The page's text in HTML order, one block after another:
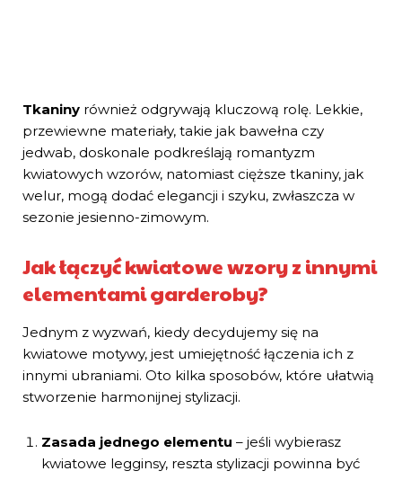
Tkaniny również odgrywają kluczową rolę. Lekkie,
przewiewne materiały, takie jak bawełna czy
jedwab, doskonale podkreślają romantyzm
kwiatowych wzorów, natomiast cięższe tkaniny, jak
welur, mogą dodać elegancji i szyku, zwłaszcza w
sezonie jesienno-zimowym.
Jak łączyć kwiatowe wzory z innymi
elementami garderoby?
Jednym z wyzwań, kiedy decydujemy się na
kwiatowe motywy, jest umiejętność łączenia ich z
innymi ubraniami. Oto kilka sposobów, które ułatwią
stworzenie harmonijnej stylizacji.
Zasada jednego elementu – jeśli wybierasz
kwiatowe legginsy, reszta stylizacji powinna być